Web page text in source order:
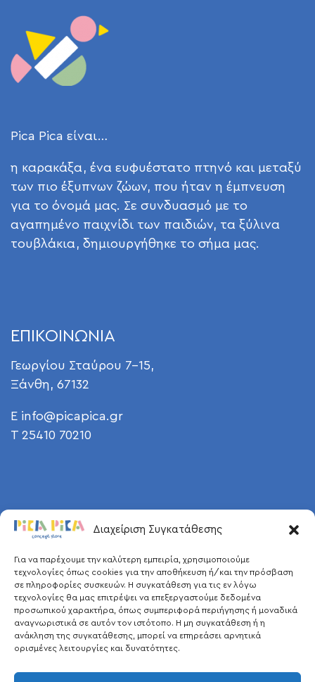
Διαχείριση Συγκατάθεσης
Για να παρέχουμε την καλύτερη εμπειρία, χρησιμοποιούμε
τεχνολογίες όπως cookies για την αποθήκευση ή/και την πρόσβαση
σε πληροφορίες συσκευών. Η συγκατάθεση για τις εν λόγω
τεχνολογίες θα μας επιτρέψει να επεξεργαστούμε δεδομένα
προσωπικού χαρακτήρα, όπως συμπεριφορά περιήγησης ή μοναδικά
αναγνωριστικά σε αυτόν τον ιστότοπο. Η μη συγκατάθεση ή η
ανάκληση της συγκατάθεσης, μπορεί να επηρεάσει αρνητικά
ορισμένες λειτουργίες και δυνατότητες.
Pica Pica είναι…
η καρακάξα, ένα ευφυέστατο πτηνό και μεταξύ
των πιο έξυπνων ζώων, που ήταν η έμπνευση
για το όνομά μας. Σε συνδυασμό με το
αγαπημένο παιχνίδι των παιδιών, τα ξύλινα
τουβλάκια, δημιουργήθηκε το σήμα μας.
ΕΠΙΚΟΙΝΩΝΙΑ
Γεωργίου Σταύρου 7-15,
Ξάνθη, 67132
E info@picapica.gr
T 25410 70210